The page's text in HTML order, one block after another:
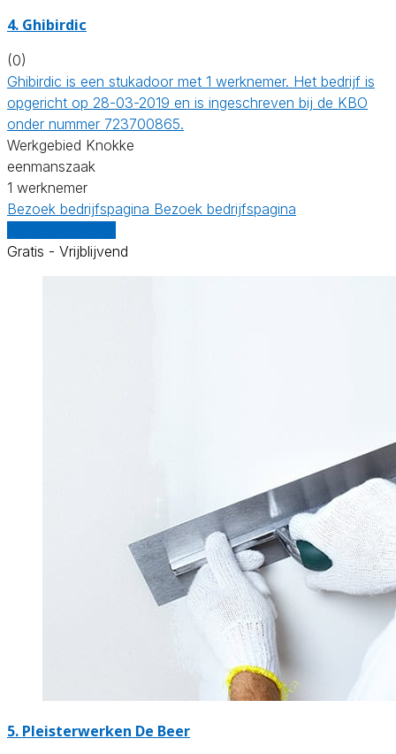
4. Ghibirdic
(0)
Ghibirdic is een stukadoor met 1 werknemer. Het bedrijf is
opgericht op 28-03-2019 en is ingeschreven bij de KBO
onder nummer 723700865.
Werkgebied Knokke
eenmanszaak
1 werknemer
Bezoek bedrijfspagina Bezoek bedrijfspagina
Gratis - Vrijblijvend
5. Pleisterwerken De Beer